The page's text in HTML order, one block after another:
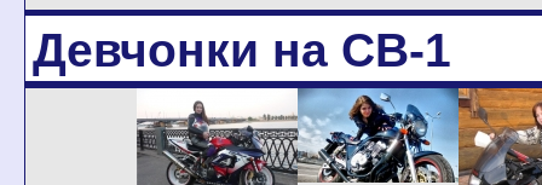
Девчонки на CB-1